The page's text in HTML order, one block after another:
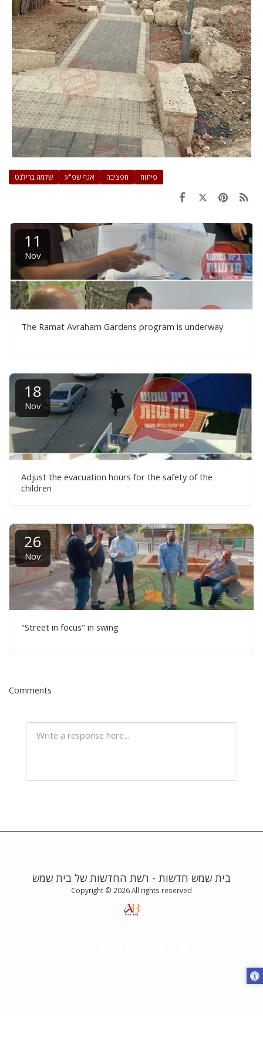
שלמה ברילנט אגף שפ"ע חפציבה פיתוח
11
Nov
The Ramat Avraham Gardens program is underway
18
Nov
Adjust the evacuation hours for the safety of the
children
26
Nov
"Street in focus" in swing
Comments
בית שמש חדשות - רשת החדשות של בית שמש
Copyright © 2026 All rights reserved